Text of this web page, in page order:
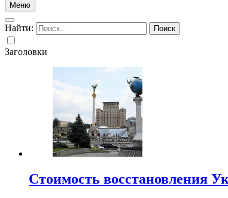
Меню
Найти:
Заголовки
Стоимость восстановления